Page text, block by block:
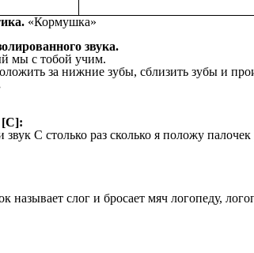
«Кормушка»
звука.
мы с тобой учим.
за нижние зубы, сблизить зубы и
[С]:
звук С столько раз сколько я положу палочек
называет слог и бросает мяч логопеду,